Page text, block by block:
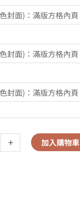
+ 加入購物車